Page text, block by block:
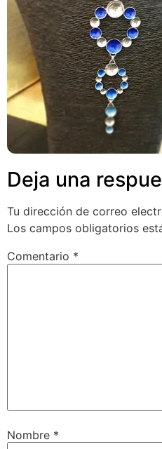
Deja una
Tu dirección de correo
Los campos obligatorios
Comentario *
Nombre *